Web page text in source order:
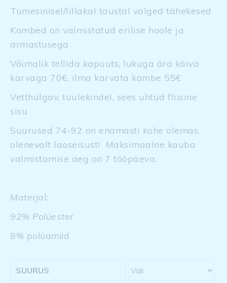
Tumesinisel/lillakal taustal valged tähekesed
Kombed on valmistatud erilise hoole ja
armastusega
Võimalik tellida kapuuts, lukuga ära käiva
karvaga 70€, ilma karvata kombe 55€
Vetthülgav, tuulekindel, sees uhtud fliisine
sisu
Suurused 74-92 on enamasti kohe olemas,
olenevalt laoseisust! Maksimaalne kauba
valmistamise aeg on 7 tööpäeva.
Materjal:
92% Polüester
8% polüamiid
SUURUS